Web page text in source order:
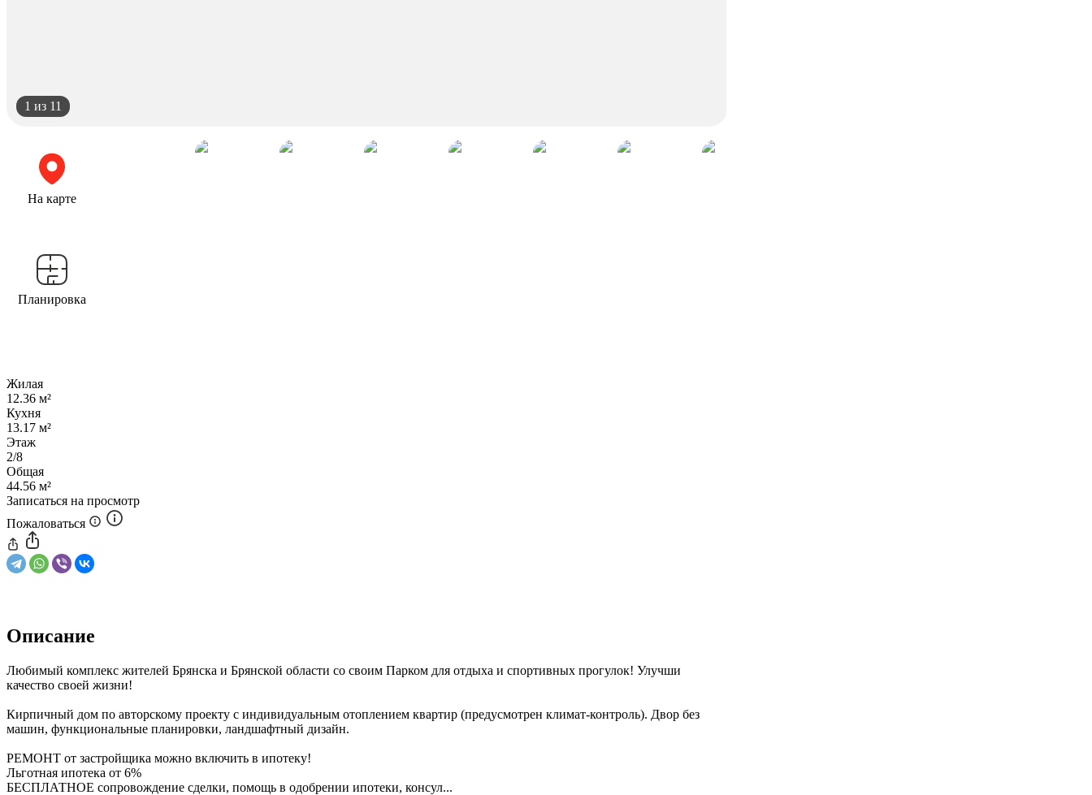
1 из 11
На карте
Планировка
Жилая
12.36 м²
Кухня
13.17 м²
Этаж
2/8
Общая
44.56 м²
Записаться на просмотр
Пожаловаться
Описание
Любимый комплекс жителей Брянска и Брянской области со своим Парком для отдыха и спортивных прогулок! Улучши
качество своей жизни!
Кирпичный дом по авторскому проекту с индивидуальным отоплением квартир (предусмотрен климат-контроль). Двор без
машин, функциональные планировки, ландшафтный дизайн.
​​​​​​​РЕМОНТ от застройщика можно включить в ипотеку!
​​​​​​​Льготная ипотека от 6%
БЕСПЛАТНОЕ сопровождение сделки, помощь в одобрении ипотеки, консул...